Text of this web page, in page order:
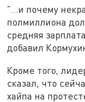
"...и почему
полмиллиона
средняя
добавил
Кроме того,
сказал, что
хайпа на